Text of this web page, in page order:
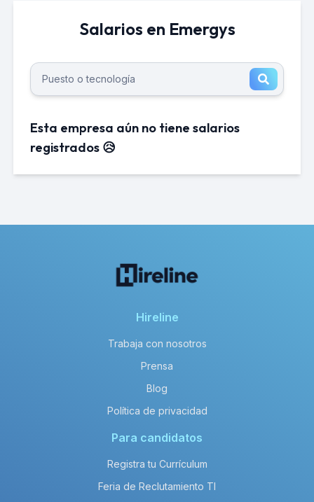
Salarios en Emergys
Esta empresa aún no tiene salarios
registrados 😥
Hireline
Trabaja con nosotros
Prensa
Blog
Política de privacidad
Para candidatos
Registra tu Currículum
Feria de Reclutamiento TI